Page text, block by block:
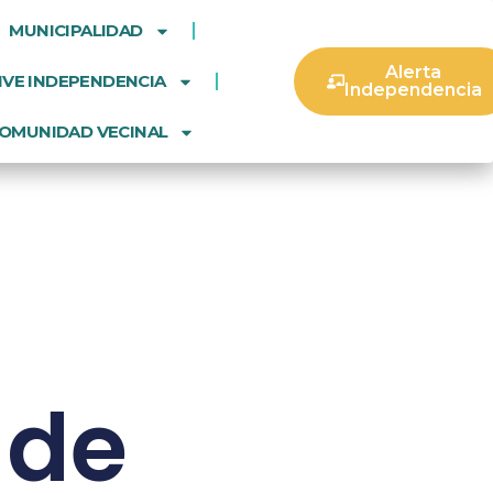
MUNICIPALIDAD
INDEPENDENCIA
VECINAL
Alerta
Independencia